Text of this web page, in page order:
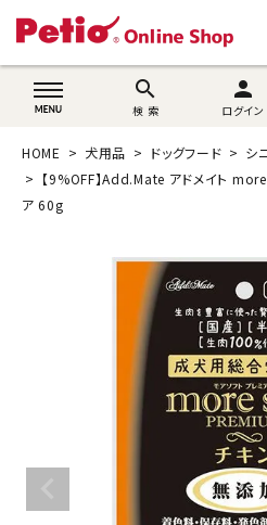
wovn-lang-
search
検 索
person
ログイン
猫用品
ブランド別に探す
目的別に探す
ACCOUNT MENU
HOME 犬用品 ドッグフード
シ
【9%OFF】Add.Mate アドメイト
ア 60g